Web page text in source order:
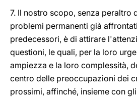
7. Il nostro scopo, senza peraltro
problemi permanenti già
predecessori, è di attirare
questioni, le quali, per la loro
ampiezza e la loro complessità,
centro delle preoccupazioni dei
prossimi, affinché, insieme con